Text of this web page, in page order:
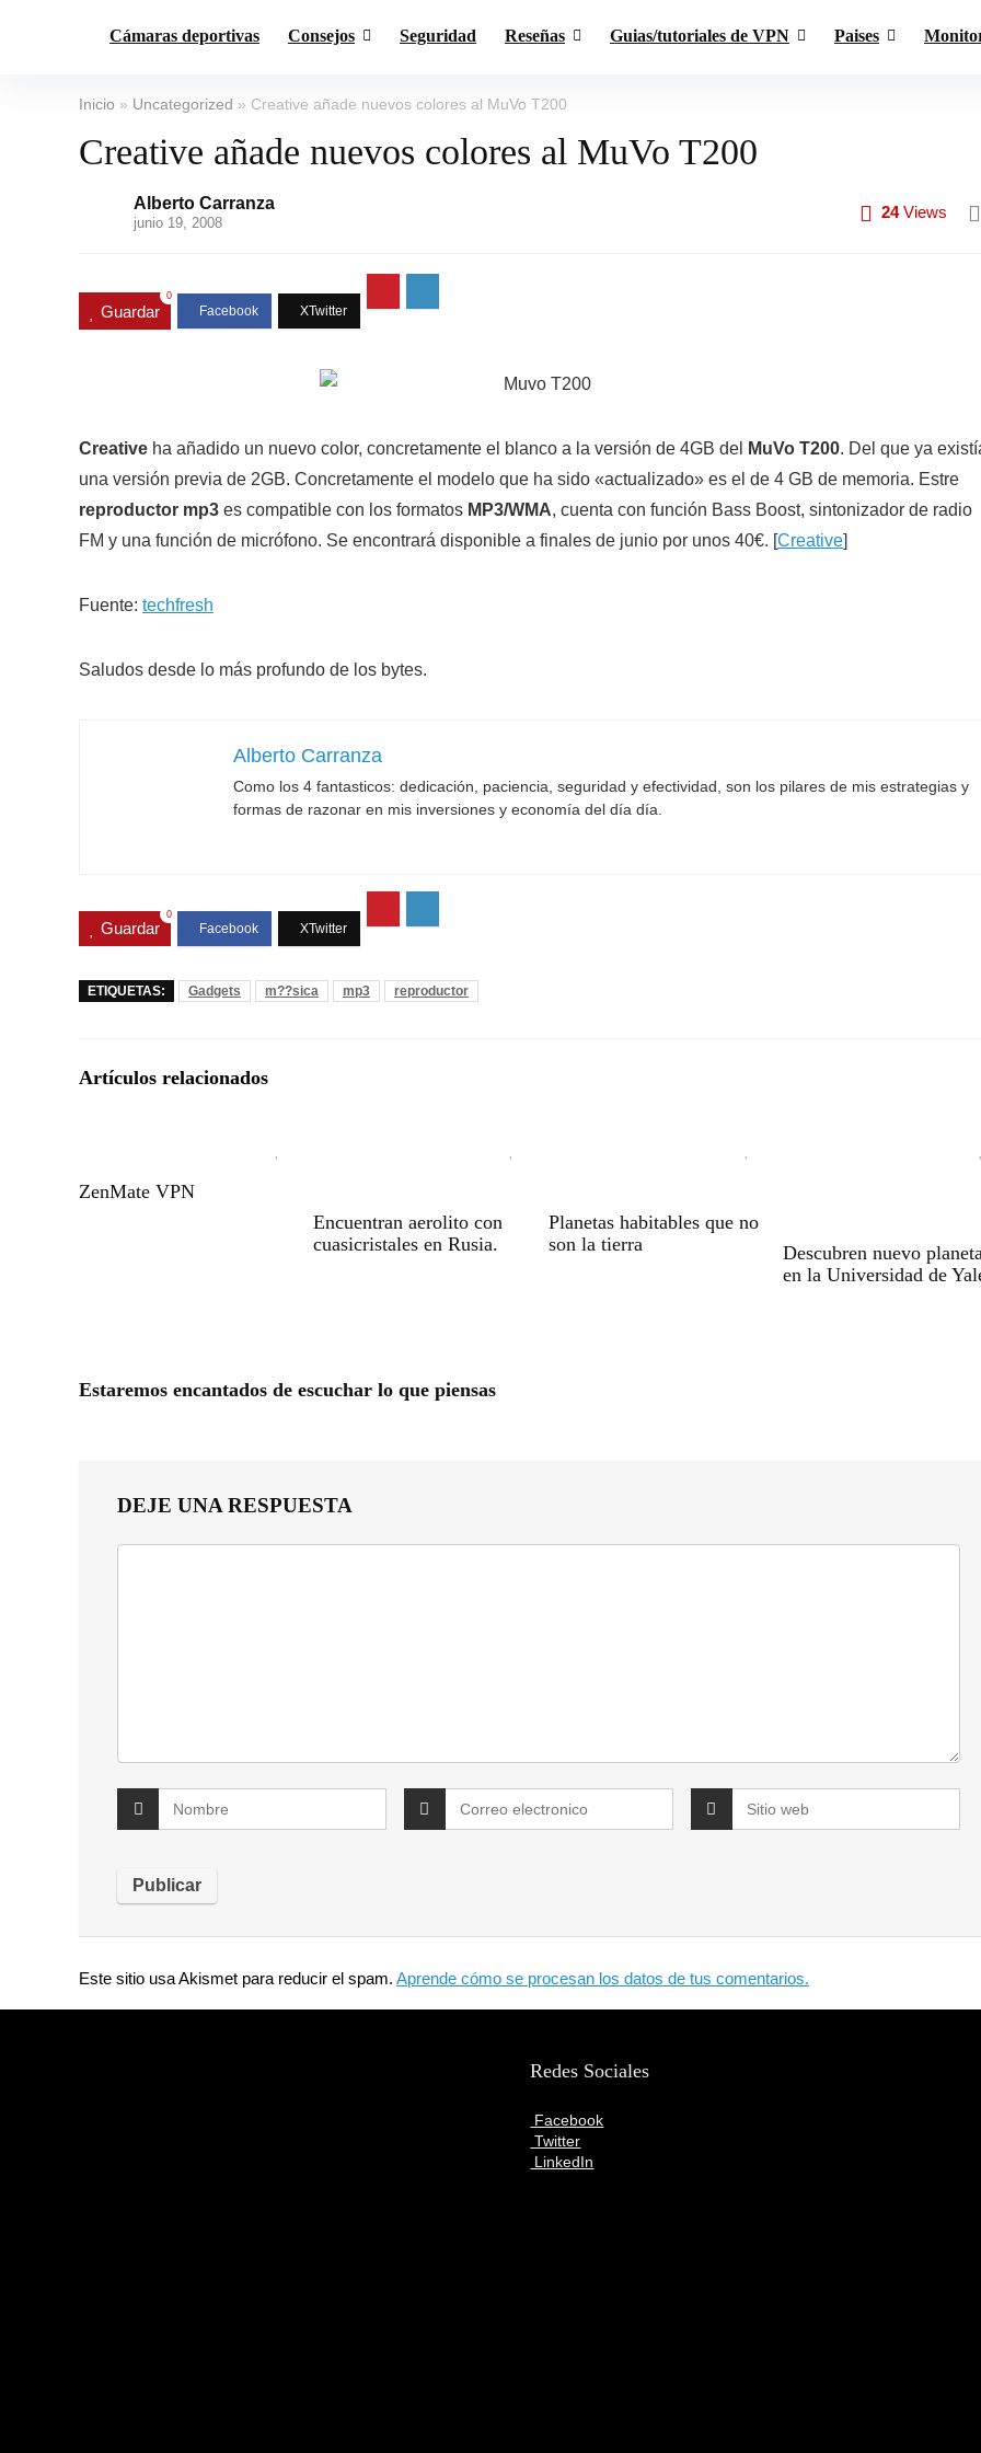
Cámaras deportivas Consejos Seguridad Reseñas Guias/tutoriales de VPN Paises
Inicio » Uncategorized » Creative añade nuevos colores al MuVo T200
Creative añade nuevos colores al MuVo T200
Alberto Carranza
junio 19, 2008
24Views
Guardar
0
Creative ha añadido un nuevo color, concretamente el blanco a la versión de 4GB del MuVo T200. Del que ya
una versión previa de 2GB. Concretamente el modelo que ha sido «actualizado» es el de 4 GB de memoria. Estre
reproductor mp3 es compatible con los formatos MP3/WMA, cuenta con función Bass Boost, sintonizador de radio
FM y una función de micrófono. Se encontrará disponible a finales de junio por unos 40€. [Creative]
Fuente: techfresh
Saludos desde lo más profundo de los bytes.
Alberto Carranza
Como los 4 fantasticos: dedicación, paciencia, seguridad y efectividad, son los pilares de mis estrategias y
formas de razonar en mis inversiones y economía del día día.
Guardar
0
ETIQUETAS: Gadgets m??sica mp3 reproductor
Artículos relacionados
ZenMate VPN
Encuentran aerolito con
cuasicristales en Rusia.
Planetas habitables que no
son la tierra
Descubren nuevo
en la Universidad de
Estaremos encantados de escuchar lo que piensas
DEJE UNA RESPUESTA
Este sitio usa Akismet para reducir el spam. Aprende cómo se procesan los datos de tus comentarios.
Redes Sociales
Facebook
Twitter
LinkedIn